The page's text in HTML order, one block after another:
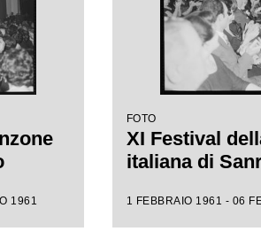
1961
FOTO
XI Festival
italiana di
1 FEBBRAIO 1961 - 06